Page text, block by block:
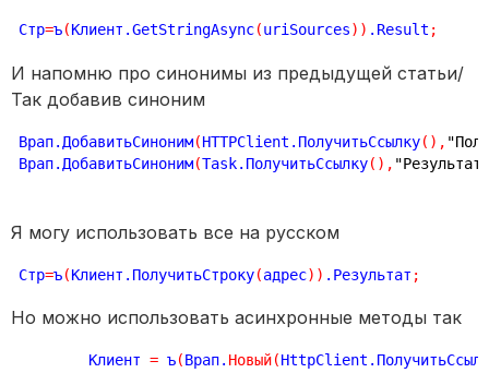
Стр=ъ(Клиент.GetStringAsync(uriSources) ) .Result ;
И напомню про синонимы из предыдущей статьи/
Так добавив синоним
Врап.ДобавитьСиноним(HTTPClient.ПолучитьСсылку( ) ,
Врап.ДобавитьСиноним(Task.ПолучитьСсылку( ) ,
Я могу использовать все на русском
Стр=ъ(Клиент.ПолучитьСтроку(адрес) ) .Результат ;
Но можно использовать асинхронные методы так
        Клиент
= ъ(Врап. Новый(